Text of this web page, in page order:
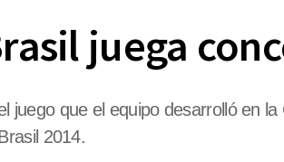
juega
juego que el equipo desarrolló en
2014.